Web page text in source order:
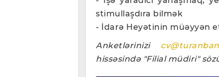
stimullaşdıra bilmək
- İdarə Heyətinin müəyyən
Anketlərinizi
hissəsində "Filial müdiri"